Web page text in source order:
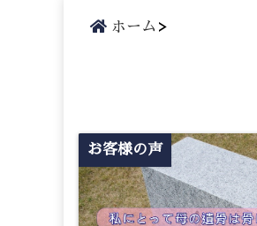
ホーム
お客様の声